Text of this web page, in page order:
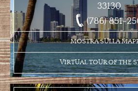
33130
(786) 851-
MOSTRA SULLA
VIRTUAL TOUR OF THE